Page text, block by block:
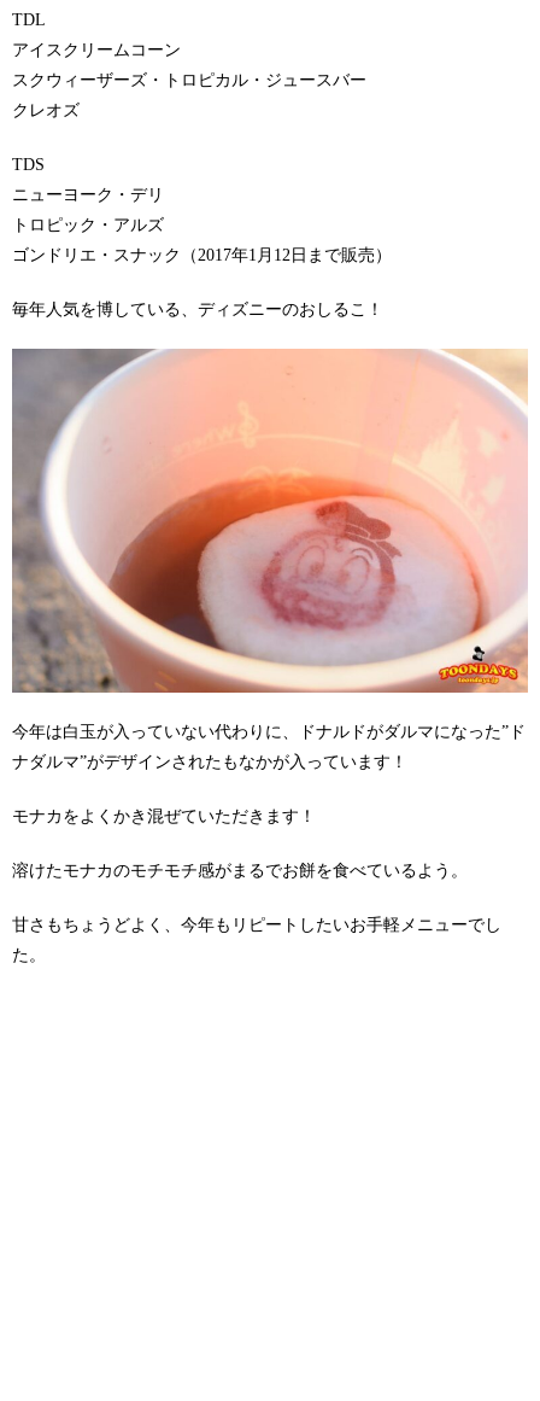
TDL
アイスクリームコーン
スクウィーザーズ・トロピカル・ジュースバー
クレオズ
TDS
ニューヨーク・デリ
トロピック・アルズ
ゴンドリエ・スナック（2017年1月12日まで販売）
毎年人気を博している、ディズニーのおしるこ！
今年は白玉が入っていない代わりに、ドナルドがダルマになった”ド
ナダルマ”がデザインされたもなかが入っています！
モナカをよくかき混ぜていただきます！
溶けたモナカのモチモチ感がまるでお餅を食べているよう。
甘さもちょうどよく、今年もリピートしたいお手軽メニューでし
た。